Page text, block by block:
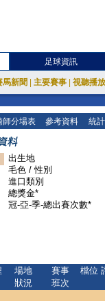
足球資訊
馬新聞 主要賽事 視聽播
師分場表 參考資料 統
出生地
毛色 / 性別
進口類別
總獎金*
冠-亞-季-總出賽次數*
場地
狀況
賽事
班次
檔位